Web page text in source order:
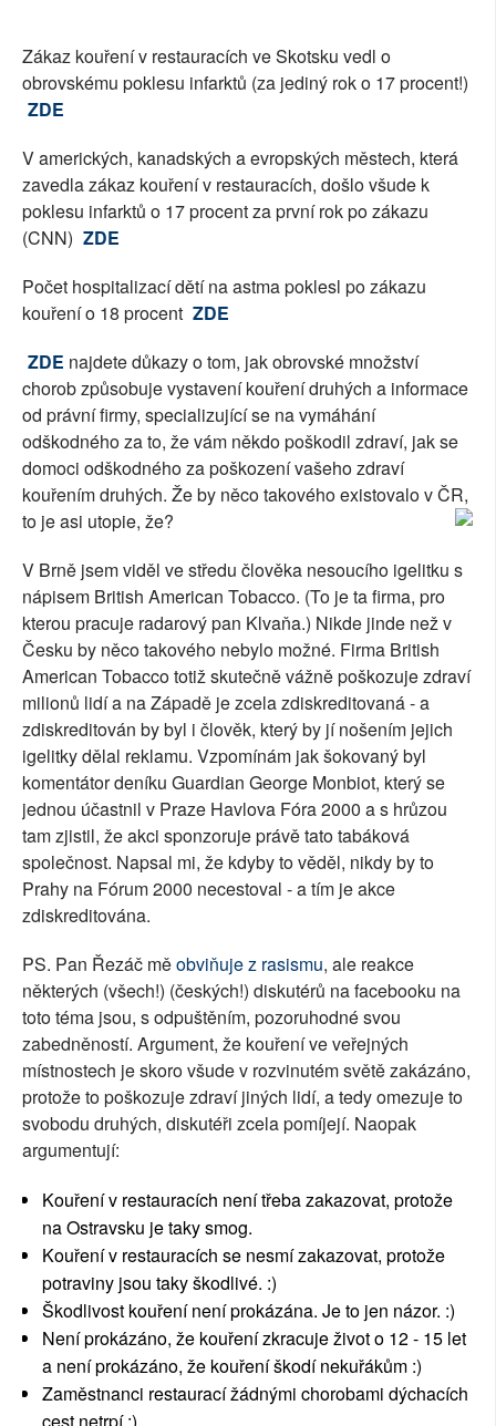
Zákaz kouření v restauracích ve Skotsku vedl o
obrovskému poklesu infarktů (za jediný rok o 17 procent!)
ZDE
V amerických, kanadských a evropských městech, která
zavedla zákaz kouření v restauracích, došlo všude k
poklesu infarktů o 17 procent za první rok po zákazu
(CNN) ZDE
Počet hospitalizací dětí na astma poklesl po zákazu
kouření o 18 procent ZDE
ZDE najdete důkazy o tom, jak obrovské množství
chorob způsobuje vystavení kouření druhých a informace
od právní firmy, specializující se na vymáhání
odškodného za to, že vám někdo poškodil zdraví, jak se
domoci odškodného za poškození vašeho zdraví
kouřením druhých. Že by něco takového existovalo v ČR,
to je asi utopie, že?
V Brně jsem viděl ve středu člověka nesoucího igelitku s
nápisem British American Tobacco. (To je ta firma, pro
kterou pracuje radarový pan Klvaňa.) Nikde jinde než v
Česku by něco takového nebylo možné. Firma British
American Tobacco totiž skutečně vážně poškozuje zdraví
milionů lidí a na Západě je zcela zdiskreditovaná - a
zdiskreditován by byl i člověk, který by jí nošením jejich
igelitky dělal reklamu. Vzpomínám jak šokovaný byl
komentátor deníku Guardian George Monbiot, který se
jednou účastnil v Praze Havlova Fóra 2000 a s hrůzou
tam zjistil, že akci sponzoruje právě tato tabáková
společnost. Napsal mi, že kdyby to věděl, nikdy by to
Prahy na Fórum 2000 necestoval - a tím je akce
zdiskreditována.
PS. Pan Řezáč měobviňuje z rasismu, ale reakce
některých (všech!) (českých!) diskutérů na facebooku na
toto téma jsou, s odpuštěním, pozoruhodné svou
zabedněností. Argument, že kouření ve veřejných
místnostech je skoro všude v rozvinutém světě zakázáno,
protože to poškozuje zdraví jiných lidí, a tedy omezuje to
svobodu druhých, diskutéři zcela pomíjejí. Naopak
argumentují:
Kouření v restauracích není třeba zakazovat, protože
na Ostravsku je taky smog.
Kouření v restauracích se nesmí zakazovat, protože
potraviny jsou taky škodlivé. :)
Škodlivost kouření není prokázána. Je to jen názor. :)
Není prokázáno, že kouření zkracuje život o 12 - 15 let
a není prokázáno, že kouření škodí nekuřákům :)
Zaměstnanci restaurací žádnými chorobami dýchacích